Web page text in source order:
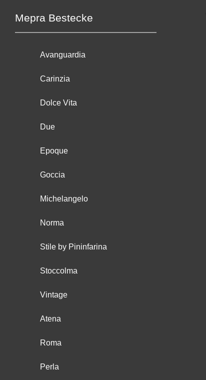
Mepra Bestecke
Avanguardia
Carinzia
Dolce Vita
Due
Epoque
Goccia
Michelangelo
Norma
Stile by Pininfarina
Stoccolma
Vintage
Atena
Roma
Perla